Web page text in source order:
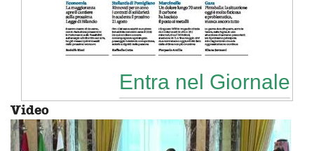
Entra nel Giornale
Video